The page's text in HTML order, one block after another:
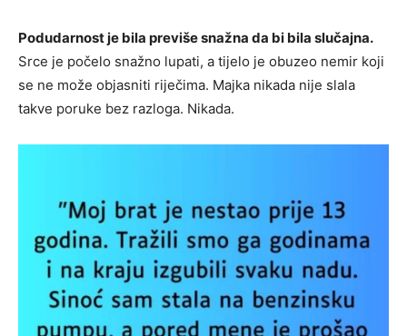
Podudarnost je bila previše snažna da bi bila slučajna.
Srce je počelo snažno lupati, a tijelo je obuzeo nemir koji
se ne može objasniti riječima. Majka nikada nije slala
takve poruke bez razloga. Nikada.